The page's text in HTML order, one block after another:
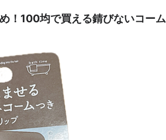
！100均で買える錆びないコーム